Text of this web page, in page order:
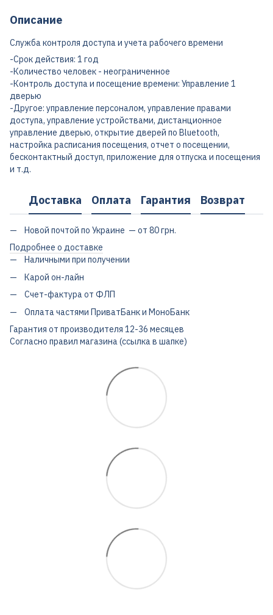
Описание
Служба контроля доступа и учета рабочего времени
-Срок действия: 1 год
-Количество человек - неограниченное
-Контроль доступа и посещение времени: Управление 1
дверью
-Другое: управление персоналом, управление правами
доступа, управление устройствами, дистанционное
управление дверью, открытие дверей по Bluetooth,
настройка расписания посещения, отчет о посещении,
бесконтактный доступ, приложение для отпуска и посещения
и т.д.
Доставка Оплата Гарантия Возврат
Новой почтой по Украине — от 80 грн.
Подробнее о доставке
Наличными при получении
Карой он-лайн
Счет-фактура от ФЛП
Оплата частями ПриватБанк и МоноБанк
Гарантия от производителя 12-36 месяцев
Согласно правил магазина (ссылка в шапке)